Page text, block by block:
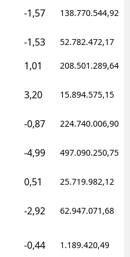
-1,57 138.770.544,92
-1,53 52.782.472,17
1,01 208.501.289,64
3,20 15.894.575,15
-0,87 224.740.006,90
-4,99 497.090.250,75
0,51 25.719.982,12
-2,92 62.947.071,68
-0,44 1.189.420,49